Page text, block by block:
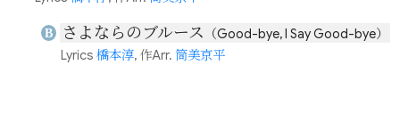
B さよならのブルース （Good-bye, I Say Good-bye）
Lyrics 橋本淳, 作Arr. 筒美京平